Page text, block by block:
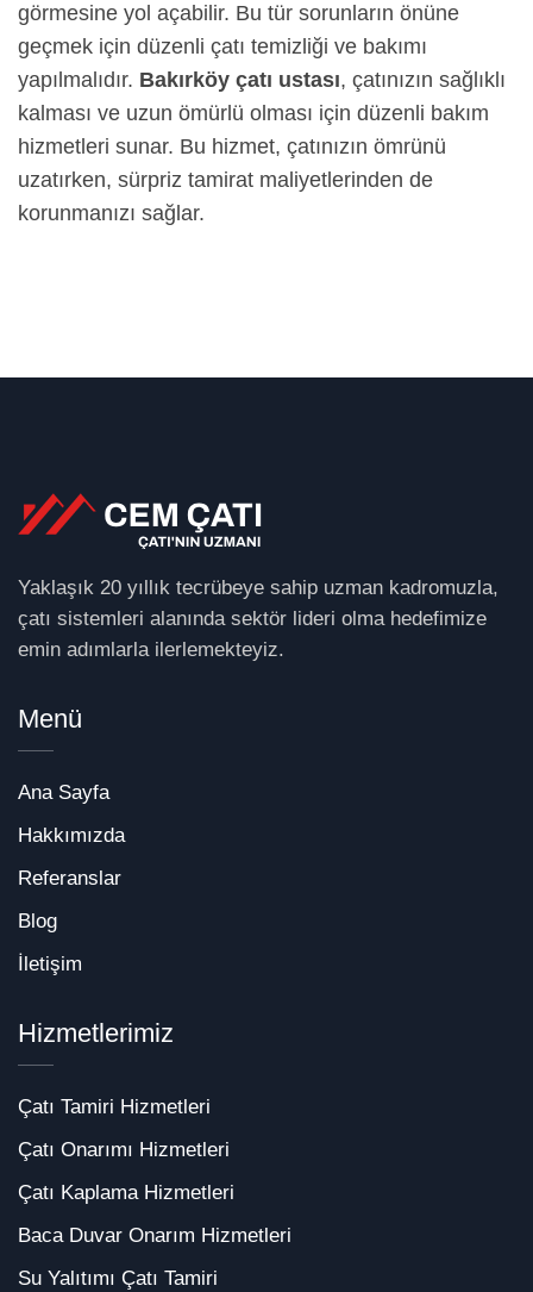
görmesine yol açabilir. Bu tür sorunların önüne
geçmek için düzenli çatı temizliği ve bakımı
yapılmalıdır. Bakırköy çatı ustası, çatınızın sağlıklı
kalması ve uzun ömürlü olması için düzenli bakım
hizmetleri sunar. Bu hizmet, çatınızın ömrünü
uzatırken, sürpriz tamirat maliyetlerinden de
korunmanızı sağlar.
Yaklaşık 20 yıllık tecrübeye sahip uzman kadromuzla,
çatı sistemleri alanında sektör lideri olma hedefimize
emin adımlarla ilerlemekteyiz.
Menü
Ana Sayfa
Hakkımızda
Referanslar
Blog
İletişim
Hizmetlerimiz
Çatı Tamiri Hizmetleri
Çatı Onarımı Hizmetleri
Çatı Kaplama Hizmetleri
Baca Duvar Onarım Hizmetleri
Su Yalıtımı Çatı Tamiri